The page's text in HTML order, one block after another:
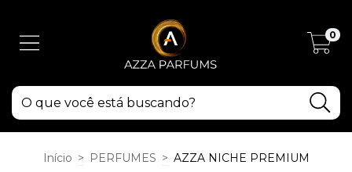
0
Início > PERFUMES > AZZA NICHE PREMIUM